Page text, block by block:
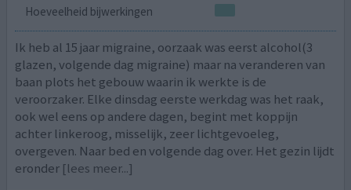
Hoeveelheid bijwerkingen
Ik heb al 15 jaar migraine, oorzaak was eerst alcohol(3
glazen, volgende dag migraine) maar na veranderen van
baan plots het gebouw waarin ik werkte is de
veroorzaker. Elke dinsdag eerste werkdag was het raak,
ook wel eens op andere dagen, begint met koppijn
achter linkeroog, misselijk, zeer lichtgevoeleg,
overgeven. Naar bed en volgende dag over. Het gezin lijdt
eronder [lees meer...]